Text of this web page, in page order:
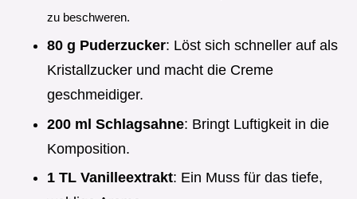
zu beschweren.
80 g Puderzucker: Löst sich schneller auf als
Kristallzucker und macht die Creme
geschmeidiger.
200 ml Schlagsahne: Bringt Luftigkeit in die
Komposition.
1 TL Vanilleextrakt: Ein Muss für das tiefe,